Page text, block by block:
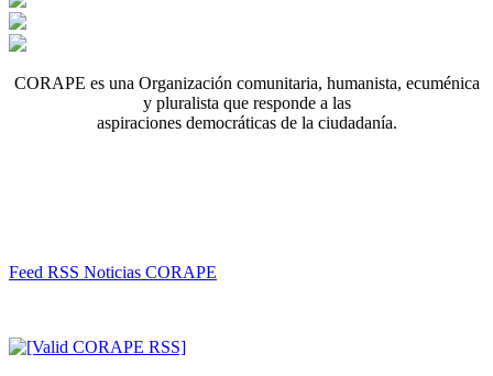
CORAPE es una Organización comunitaria, humanista, ecuménica
y pluralista que responde a las
aspiraciones democráticas de la ciudadanía.
Feed RSS Noticias CORAPE